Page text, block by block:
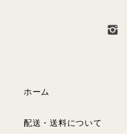
ホーム
配送・送料について